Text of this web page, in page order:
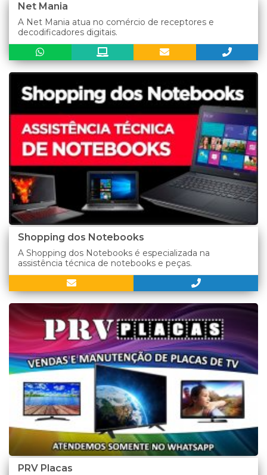
Net Mania
A Net Mania atua no comércio de receptores e
decodificadores digitais.
Shopping dos Notebooks
A Shopping dos Notebooks é especializada na
assistência técnica de notebooks e peças.
PRV Placas